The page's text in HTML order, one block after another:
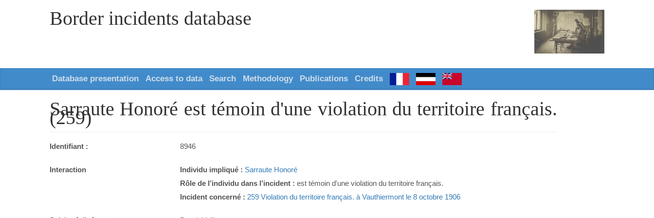
Border incidents database
Database presentation Access to data Search Methodology Publications Credits
Sarraute Honoré est témoin d'une violation du territoire français.
(259)
Identifiant : 8946
Interaction Individu impliqué : Sarraute Honoré
Rôle de l’individu dans l’incident : est témoin d'une violation du territoire français.
Incident concerné : 259 Violation du territoire français. à Vauthiermont le 8 octobre 1906